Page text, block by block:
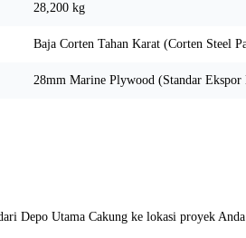
28,200 kg
Baja Corten Tahan Karat (Corten Steel
28mm Marine Plywood (Standar Ekspor
Depo Utama Cakung ke lokasi proyek